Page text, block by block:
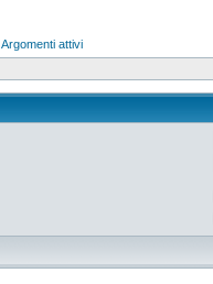
Argomenti attivi